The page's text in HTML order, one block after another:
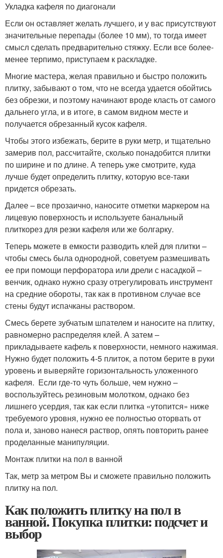
Укладка кафеля по диагонали
Если он оставляет желать лучшего, и у вас присутствуют
значительные перепады (более 10 мм), то тогда имеет
смысл сделать предварительно стяжку. Если все более-
менее терпимо, приступаем к раскладке.
Многие мастера, желая правильно и быстро положить
плитку, забывают о том, что не всегда удается обойтись
без обрезки, и поэтому начинают вроде класть от самого
дальнего угла, и в итоге, в самом видном месте и
получается обрезанный кусок кафеля.
Чтобы этого избежать, берите в руки метр, и тщательно
замерив пол, рассчитайте, сколько понадобится плитки
по ширине и по длине. А теперь уже смотрите, куда
лучше будет определить плитку, которую все-таки
придется обрезать.
Далее – все прозаично, наносите отметки маркером на
лицевую поверхность и используете банальный
плиткорез для резки кафеля или же болгарку.
Теперь можете в емкости разводить клей для плитки –
чтобы смесь была однородной, советуем размешивать
ее при помощи перфоратора или дрели с насадкой –
венчик, однако нужно сразу отрегулировать инструмент
на средние обороты, так как в противном случае все
стены будут испачканы раствором.
Смесь берете зубчатым шпателем и наносите на плитку,
равномерно распределяя клей. А затем –
прикладываете кафель к поверхности, немного нажимая.
Нужно будет положить 4-5 плиток, а потом берите в руки
уровень и выверяйте горизонтальность уложенного
кафеля. Если где-то чуть больше, чем нужно –
воспользуйтесь резиновым молотком, однако без
лишнего усердия, так как если плитка «утопится» ниже
требуемого уровня, нужно ее полностью оторвать от
пола и, заново нанеся раствор, опять повторить ранее
проделанные манипуляции.
Монтаж плитки на пол в ванной
Так, метр за метром Вы и сможете правильно положить
плитку на пол.
Как положить плитку на пол в
ванной. Покупка плитки: подсчет и
выбор